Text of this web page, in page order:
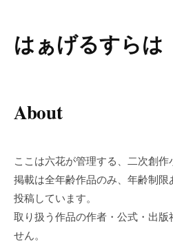
コ
ン
ツ
キ
ッ
プ
はぁげるすらは
About
ここは六花が管理する、二次創作
掲載は全年齢作品のみ、年齢制
投稿しています。
取り扱う作品の作者・公式・出版
せん。